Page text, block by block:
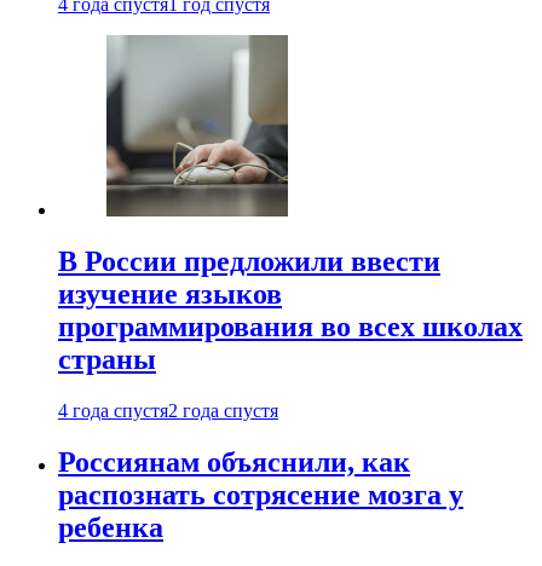
4 года спустя 1 год спустя
В России предложили ввести
изучение языков
программирования во всех школах
страны
4 года спустя2 года спустя
Россиянам объяснили, как
распознать сотрясение мозга у
ребенка